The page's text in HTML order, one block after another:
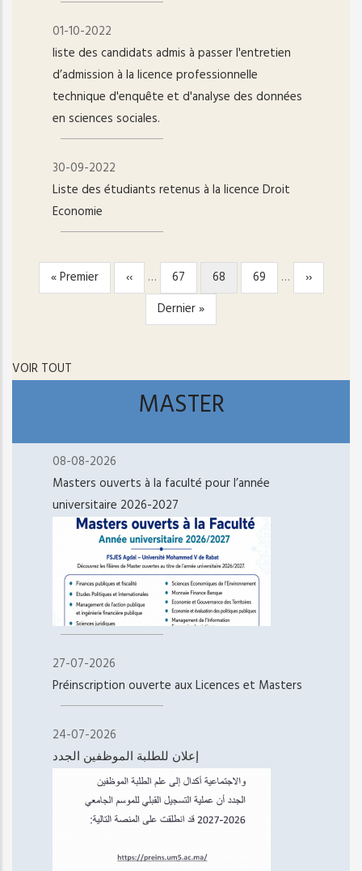
01-10-2022
liste des candidats admis à passer l'entretien
d’admission à la licence professionnelle
technique d'enquête et d'analyse des données
en sciences sociales.
30-09-2022
Liste des étudiants retenus à la licence Droit
Economie
PAGINATION
Première
page
« Premier
Page
précédente
‹‹ … Page
67
Page
courante
68 Page
69 …
Page
suivante
››
Dernière
page
Dernier »
VOIR TOUT
MASTER
08-08-2026
Masters ouverts à la faculté pour l’année
universitaire 2026-2027
27-07-2026
Préinscription ouverte aux Licences et Masters
24-07-2026
إعلان للطلبة الموظفين الجدد